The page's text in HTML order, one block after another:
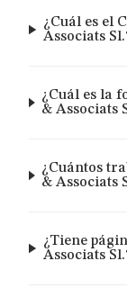
¿Cuál es el
Associats
¿Cuál es la
& Associats
¿Cuántos
& Associats
¿Tiene
Associats